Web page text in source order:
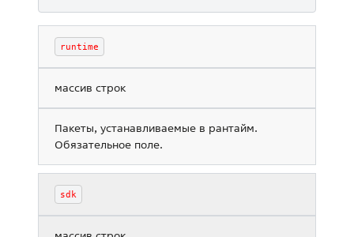
runtime
массив строк
Пакеты, устанавливаемые в рантайм.
Обязательное поле.
sdk